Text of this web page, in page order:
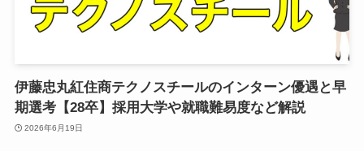
伊藤忠丸紅住商テクノスチールのインターン優遇と早
期選考【28卒】採用大学や就職難易度など解説
2026年6月19日